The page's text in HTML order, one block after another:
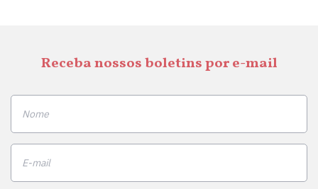
Receba nossos boletins por e-mail